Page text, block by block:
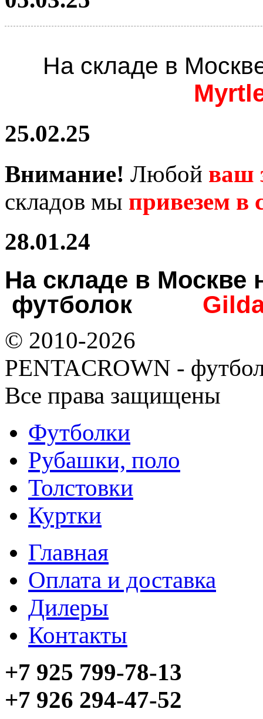
На складе в
25.02.25
Внимание! Любой ваш
складов мы привезем в
28.01.24
На складе в
футболок
© 2010-2026
PENTACROWN -
Все права защищены
Футболки
Рубашки, поло
Толстовки
Куртки
Главная
Оплата и доставка
Дилеры
Контакты
+7 925 799-78-13
+7 926 294-47-52